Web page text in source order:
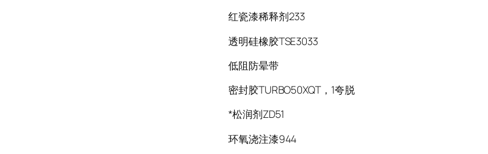
红瓷漆稀释剂233
透明硅橡胶TSE3033
低阻防晕带
密封胶TURBO50XQT，1夸脱
*松润剂ZD51
环氧浇注漆944